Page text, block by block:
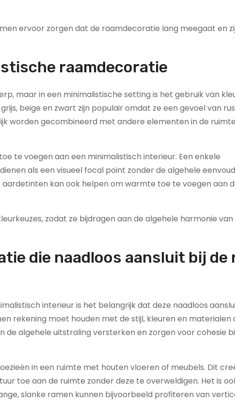
ervoor zorgen dat de raamdecoratie lang meegaat en
raamdecoratie
maar in een minimalistische setting is het gebruik van
beige en zwart zijn populair omdat ze een gevoel van
worden gecombineerd met andere elementen in de
te voegen aan een minimalistisch interieur. Een enkele
als een visueel focal point zonder de algehele
kan ook helpen om warmte toe te voegen aan
zodat ze bijdragen aan de algehele harmonie
die naadloos aansluit bij de
interieur is het belangrijk dat deze naadloos
rekening moet houden met de stijl, kleuren en materialen
de algehele uitstraling versterken en zorgen voor cohesie
in een ruimte met houten vloeren of meubels. Dit
toe aan de ruimte zonder deze te overweldigen. Het is
slanke ramen kunnen bijvoorbeeld profiteren van